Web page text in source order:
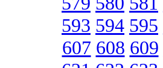
593 594 595
607 608 609